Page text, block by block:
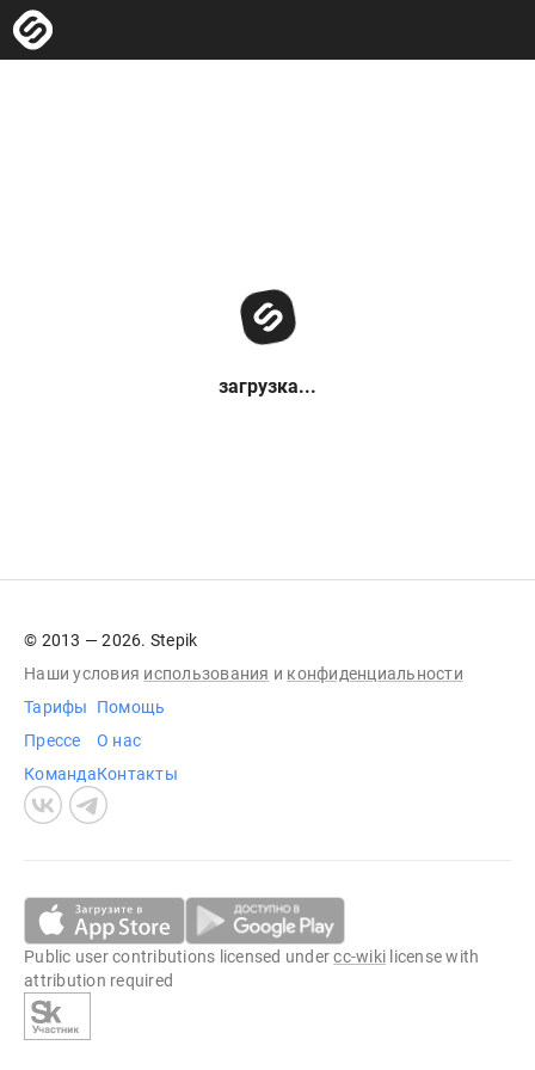
загрузка...
© 2013 — 2026. Stepik
Наши условия использования и конфиденциальности
Тарифы
Прессе
Команда
Помощь
О нас
Контакты
Public user contributions licensed undercc-wiki license with
attribution required